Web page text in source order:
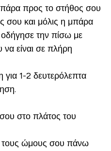
προς το στήθος σου
σου και μόλις η μπάρα
την πίσω με
να είναι σε πλήρη
1-2 δευτερόλεπτα
στο πλάτος του
τους ώμους σου πάνω